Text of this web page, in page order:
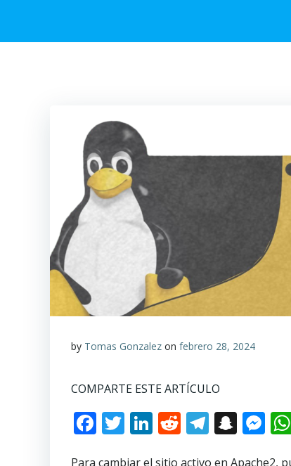
by Tomas Gonzalez on febrero 28, 2024
COMPARTE ESTE ARTÍCULO
Facebook
Twitter
LinkedIn
Reddit
Para cambiar el sitio activo en Apache2,